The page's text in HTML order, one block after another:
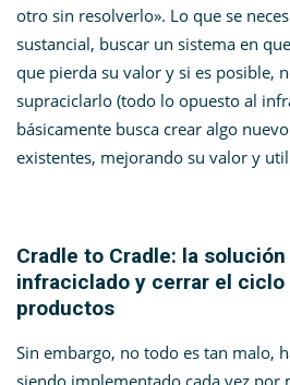
otro sin resolverlo». Lo que se
sustancial, buscar un sistema en
que pierda su valor y si es posible,
supraciclarlo (todo lo opuesto al
básicamente busca crear algo
existentes, mejorando su valor y
Cradle to Cradle: la
infraciclado y cerrar el ciclo
productos
Sin embargo, no todo es tan malo,